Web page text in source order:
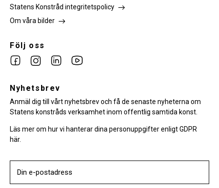
Statens Konstråd integritetspolicy
Om våra bilder
Följ oss
facebookinstagramLinkedin
Nyhetsbrev
Anmäl dig till vårt nyhetsbrev och få de senaste nyheterna om
Statens konstråds verksamhet inom offentlig samtida konst.
Läs mer om hur vi hanterar dina personuppgifter enligt GDPR
här.